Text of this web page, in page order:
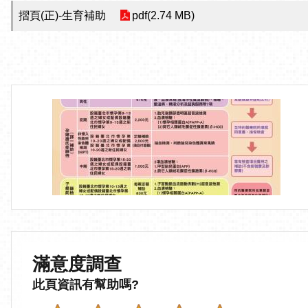
摺頁(正)-生育補助 pdf(2.74 MB)
滿意度調查
此頁資訊有幫助嗎?